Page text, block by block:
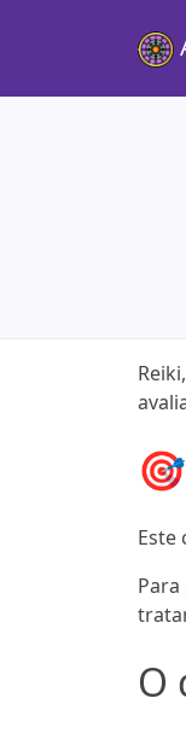
Este
O